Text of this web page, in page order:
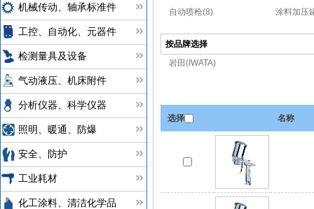
机械传动、轴承标准件
工控、自动化、元器件
检测量具及设备
气动液压、机床附件
分析仪器、科学仪器
照明、暖通、防爆
安全、防护
工业耗材
化工涂料、清洁化学品
自动喷枪(8)
涂料加压
按品牌选择
岩田(IWATA)
选择 名称